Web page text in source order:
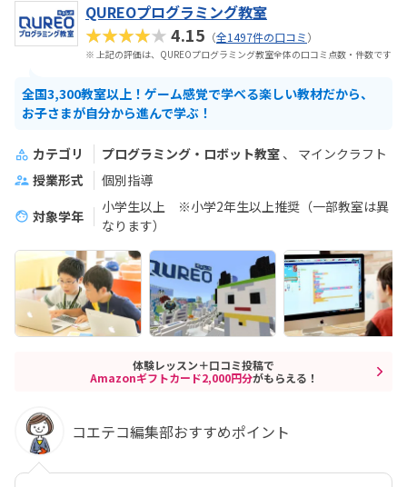
QUREOプログラミング教室
★★★★★4.15 （全1497件の口コミ）
※ 上記の評価は、QUREOプログラミング教室全体の口コミ点数・件数です
全国3,300教室以上！ゲーム感覚で学べる楽しい教材だから、
お子さまが自分から進んで学ぶ！
カテゴリ プログラミング・ロボット教室
マインクラフト
授業形式
個別指導
対象学年
小学生以上 ※小学2年生以上推奨（一部教室は異
なります）
体験レッスン＋口コミ投稿で
Amazonギフトカード2,000円分がもらえる！
コエテコ編集部おすすめポイント